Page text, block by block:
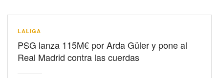
LALIGA
PSG lanza 115M€ por Arda Güler y pone al
Real Madrid contra las cuerdas